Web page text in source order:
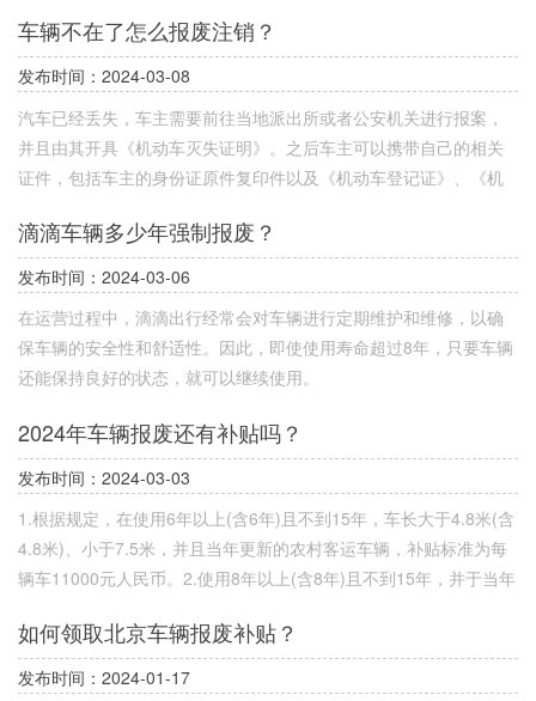
车辆不在了怎么报废注销？
发布时间：2024-03-08
汽车已经丢失，车主需要前往当地派出所或者公安机关进行报案，
并且由其开具《机动车灭失证明》。之后车主可以携带自己的相关
证件，包括车主的身份证原件复印件以及《机动车登记证》、《机
进行车辆注销。具体方法建议车主前往当地的车管所进行询问，不
同车管所的相关标准可能有所差异。
滴滴车辆多少年强制报废？
发布时间：2024-03-06
在运营过程中，滴滴出行经常会对车辆进行定期维护和维修，以确
保车辆的安全性和舒适性。因此，即使使用寿命超过8年，只要车辆
还能保持良好的状态，就可以继续使用。
2024年车辆报废还有补贴吗？
发布时间：2024-03-03
1.根据规定，在使用6年以上(含6年)且不到15年，车长大于4.8米(含
4.8米)、小于7.5米，并且当年更新的农村客运车辆，补贴标准为每
辆车11000元人民币。2.使用8年以上(含8年)且不到15年，并于当年
以上(含10年)且不到15年的重型载货汽车，补贴标准为每辆车18000
元人民币。无动力装置的全挂车、半挂车不属于补贴范围。
如何领取北京车辆报废补贴？
发布时间：2024-01-17